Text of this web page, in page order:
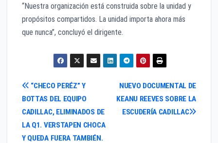
“Nuestra organización está construida sobre la unidad y
propósitos compartidos. La unidad importa ahora más
que nunca”, concluyó el dirigente.
Navegación
de
entradas
NUEVO DOCUMENTAL DE
KEANU REEVES SOBRE LA
ESCUDERÍA CADILLAC
“CHECO PERÉZ” Y
BOTTAS DEL EQUIPO
CADILLAC, ELIMINADOS DE
LA Q1. VERSTAPEN CHOCA
Y QUEDA FUERA TAMBIÉN.